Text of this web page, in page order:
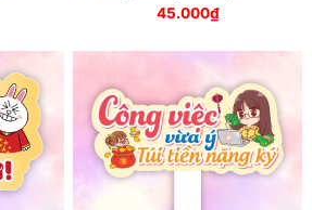
45.000₫